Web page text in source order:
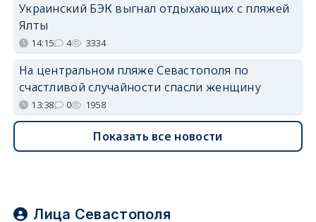
Украинский БЭК выгнал отдыхающих с пляжей
Ялты
14:15 4 3334
На центральном пляже Севастополя по
счастливой случайности спасли женщину
13:38 0 1958
Показать все новости
Лица Севастополя